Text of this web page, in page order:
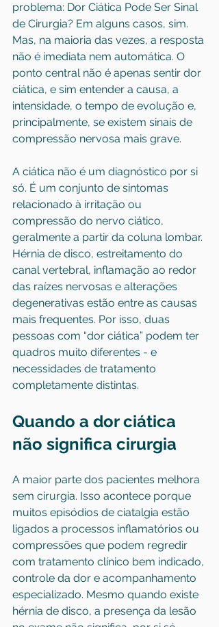
problema: Dor Ciática Pode Ser Sinal
de Cirurgia? Em alguns casos, sim.
Mas, na maioria das vezes, a resposta
não é imediata nem automática. O
ponto central não é apenas sentir dor
ciática, e sim entender a causa, a
intensidade, o tempo de evolução e,
principalmente, se existem sinais de
compressão nervosa mais grave.
A ciática não é um diagnóstico por si
só. É um conjunto de sintomas
relacionado à irritação ou
compressão do nervo ciático,
geralmente a partir da coluna lombar.
Hérnia de disco, estreitamento do
canal vertebral, inflamação ao redor
das raízes nervosas e alterações
degenerativas estão entre as causas
mais frequentes. Por isso, duas
pessoas com “dor ciática” podem ter
quadros muito diferentes - e
necessidades de tratamento
completamente distintas.
Quando a dor ciática
não significa cirurgia
A maior parte dos pacientes melhora
sem cirurgia. Isso acontece porque
muitos episódios de ciatalgia estão
ligados a processos inflamatórios ou
compressões que podem regredir
com tratamento clínico bem indicado,
controle da dor e acompanhamento
especializado. Mesmo quando existe
hérnia de disco, a presença da lesão